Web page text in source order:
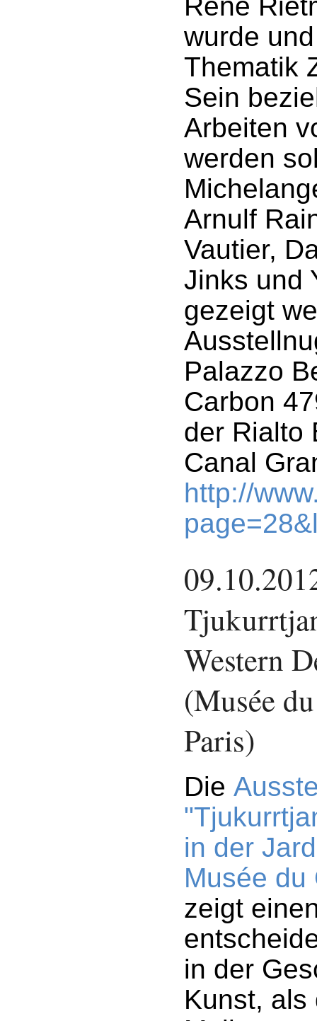
wurde
Thematik
Sein
Arbeiten
werden
Arnulf
Vautier,
Jinks und
gezeigt
Palazzo
Carbon
der Rialto
Canal
http://
Western
(Musée
Paris)
Die
in der
Musée du
zeigt
in der
Kunst, als